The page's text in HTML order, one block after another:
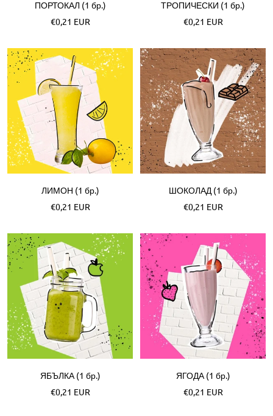
ПОРТОКАЛ (1 бр.)
Akční
€0,21 EUR
ТРОПИЧЕСКИ (1 бр.)
Akční
€0,21 EUR
ЛИМОН (1 бр.)
Akční
€0,21 EUR
ШОКОЛАД (1 бр.)
Akční
€0,21 EUR
ЯБЪЛКА (1 бр.)
Akční
€0,21 EUR
ЯГОДА (1 бр.)
Akční
€0,21 EUR